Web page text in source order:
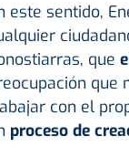
este sentido,
que
que
con el
proceso de